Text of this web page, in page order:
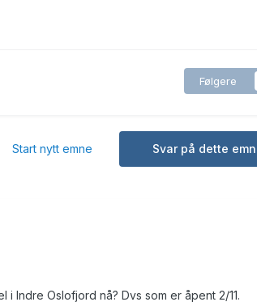
Følgere
Svar på dette
Start nytt emne
Indre Oslofjord nå? Dvs som er åpent 2/11.